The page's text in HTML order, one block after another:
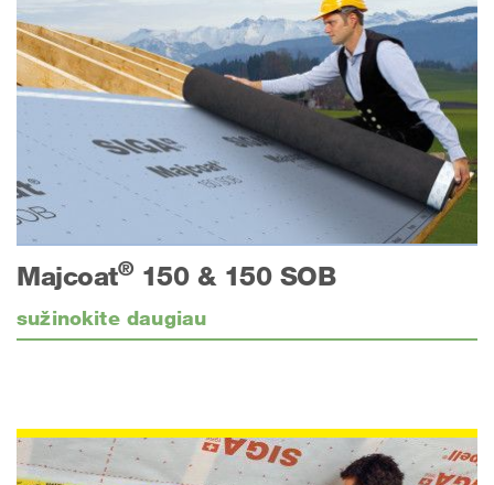
Majcoat®150 & 150 SOB
sužinokite daugiau